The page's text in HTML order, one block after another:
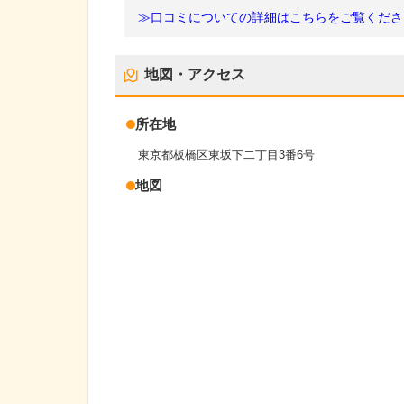
≫口コミについての詳細はこちらをご覧くだ
地図・アクセス
所在地
東京都板橋区東坂下二丁目3番6号
地図